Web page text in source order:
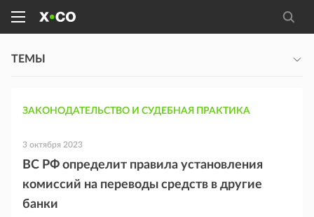
ТЕМЫ
ЗАКОНОДАТЕЛЬСТВО И СУДЕБНАЯ ПРАКТИКА
3 октября 2023
ВС РФ определит правила установления
комиссий на переводы средств в другие
банки